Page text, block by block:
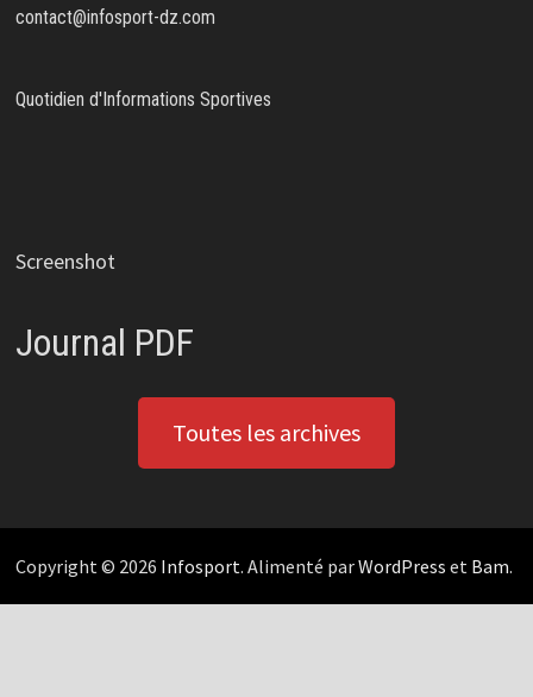
contact@infosport-dz.com
Quotidien d'Informations Sportives
Screenshot
Journal PDF
Toutes les archives
Copyright © 2026 Infosport. Alimenté parWordPress et Bam.